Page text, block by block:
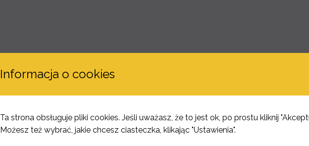
Informacja o cookies
Ta strona obsługuje pliki cookies. Jeśli uważasz, że to jest ok, po prostu kliknij
Możesz też wybrać, jakie chcesz ciasteczka, klikając "Ustawienia".